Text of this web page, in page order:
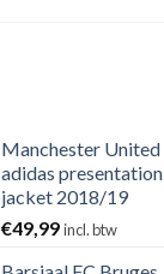
Manchester United
adidas presentation
jacket 2018/19
€49,99incl. btw